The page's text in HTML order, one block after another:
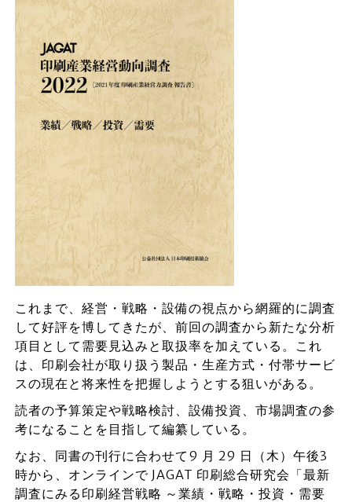
これまで、経営・戦略・設備の視点から網羅的に調査
して好評を博してきたが、前回の調査から新たな分析
項目として需要見込みと取扱率を加えている。これ
は、印刷会社が取り扱う製品・生産方式・付帯サービ
スの現在と将来性を把握しようとする狙いがある。
読者の予算策定や戦略検討、設備投資、市場調査の参
考になることを目指して編纂している。
なお、同書の刊行に合わせて9 月 29 日（木）午後3
時から、オンラインで JAGAT 印刷総合研究会「最新
調査にみる印刷経営戦略 ～業績・戦略・投資・需要